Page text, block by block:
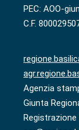
PEC: AOO-
C.F.
Agenzia
Giunta
Registrazione